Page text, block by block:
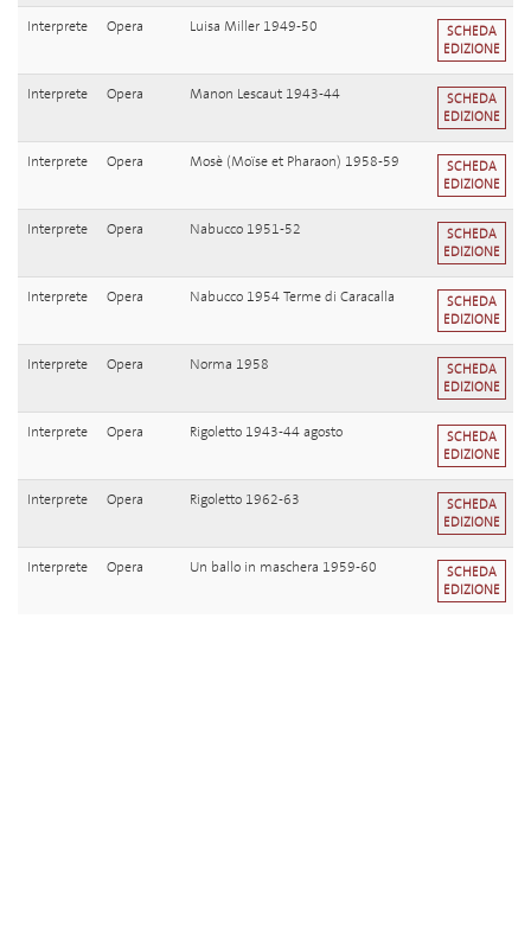
Interprete Opera Luisa Miller 1949-50
SCHEDA
EDIZIONE
Interprete Opera Manon Lescaut 1943-44
SCHEDA
EDIZIONE
Interprete Opera Mosè (Moïse et Pharaon) 1958-59
SCHEDA
EDIZIONE
Interprete Opera Nabucco 1951-52
SCHEDA
EDIZIONE
Interprete Opera Nabucco 1954 Terme di Caracalla
SCHEDA
EDIZIONE
Interprete Opera Norma 1958
SCHEDA
EDIZIONE
Interprete Opera Rigoletto 1943-44 agosto
SCHEDA
EDIZIONE
Interprete Opera Rigoletto 1962-63
SCHEDA
EDIZIONE
Interprete Opera Un ballo in maschera 1959-60
SCHEDA
EDIZIONE